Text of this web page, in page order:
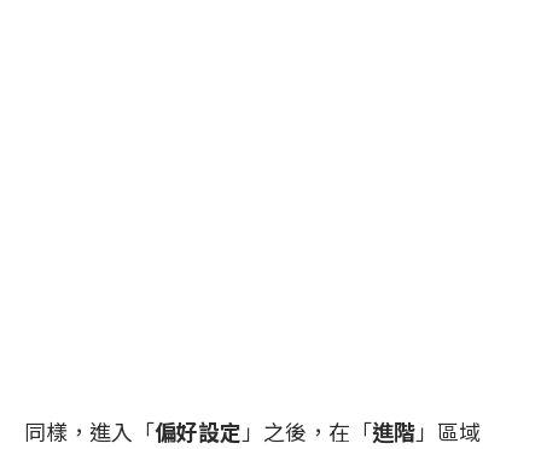
同樣，進入「偏好設定」之後，在「進階」區域